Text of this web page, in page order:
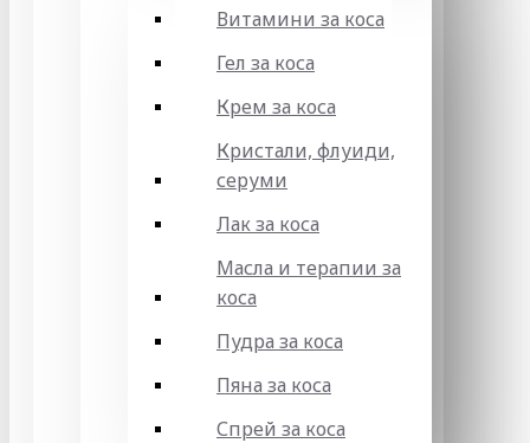
Витамини за коса
Гел за коса
Крем за коса
Кристали, флуиди,
серуми
Лак за коса
Масла и терапии за
коса
Пудра за коса
Пяна за коса
Спрей за коса